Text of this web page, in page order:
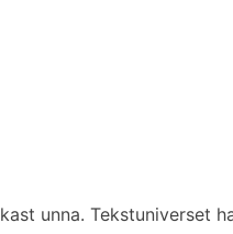
unna. Tekstuniverset